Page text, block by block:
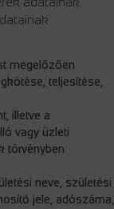
megelőzően
teljesítése,
illetve a
vagy üzleti
törvényben
neve, születési
jele, adószáma,